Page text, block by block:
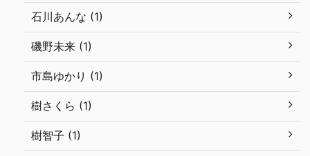
石川あんな (1)
磯野未来 (1)
市島ゆかり (1)
樹さくら (1)
樹智子 (1)